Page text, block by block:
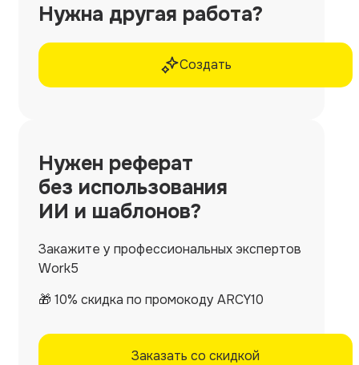
Нужна другая работа?
Создать
Нужен реферат
без использования
ИИ и шаблонов?
Закажите у профессиональных экспертов
Work5
🎁 10% скидка по промокоду ARCY10
Заказать со скидкой